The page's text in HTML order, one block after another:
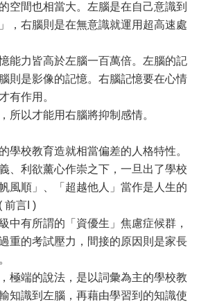
空間也相當大。左腦是在自己意識到
，右腦則是在無意識就運用超高速處
力皆高於左腦一百萬倍。左腦的記
則是影像的記憶。右腦記憶要在心情
有作用。
以才能用右腦將抑制感情。
校教育造就相當偏差的人格特性。
、利欲薰心作崇之下，一旦出了學校
風順」、「超越他人」當作是人生的
前言I )
有所謂的「資優生」焦慮症候群，
重的考試壓力，間接的原因則是家長
端的說法，是以詞彙為主的學校教
知識到左腦，再藉由學習到的知識使